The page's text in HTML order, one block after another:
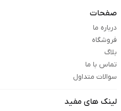
صفحات
درباره ما
فروشگاه
بلاگ
تماس با ما
سوالات متداول
لینک های مفید